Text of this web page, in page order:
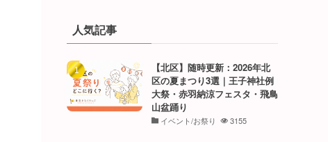
ー人気記事
【北区】随時更新：2026年北
区の夏まつり3選｜王子神社例
大祭・赤羽納涼フェスタ・飛鳥
山盆踊り
イベント/お祭り 3155